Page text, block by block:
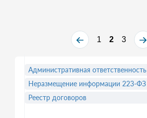
1 2 3
Административная
Неразмещение информации 223-ФЗ
Реестр договоров